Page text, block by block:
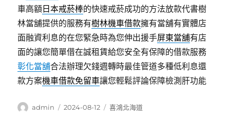
車高額 日本戒菸棒的快速戒菸成功的方法放款代書樹
林當舖提供的服務有樹林機車借款擁有當舖有實體店
面融資利息的在您緊急時為您伸出援手屏東當舖有店
面的讓您簡單借在誠租賃給您安全有保障的借款服務
彰化當舖合法辦理欠錢週轉時最佳管道多種低利息還
款方案機車借款免留車讓您輕鬆評論保障檢測肝功能
作
admin
發
2024-08-12
分
喜鴻北海道